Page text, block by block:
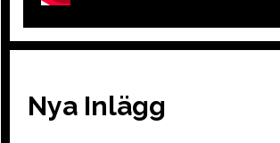
Nya Inlägg